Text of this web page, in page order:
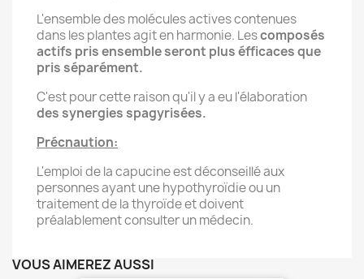
L'ensemble des molécules actives contenues
dans les plantes agit en harmonie. Lescomposés
actifs pris ensemble seront plus éfficaces que
pris séparément.
C'est pour cette raison qu'il y a eu l'élaboration
des synergies spagyrisées.
Précnaution:
L'emploi de la capucine est déconseillé aux
personnes ayant une hypothyroïdie ou un
traitement de la thyroïde et doivent
préalablement consulter un médecin.
VOUS AIMEREZ AUSSI